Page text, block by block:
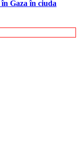
Gaza în ciuda